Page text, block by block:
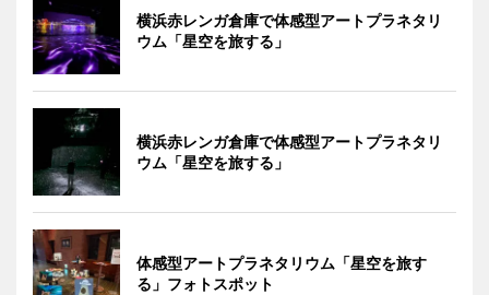
横浜赤レンガ倉庫で体感型アートプラネタリ
ウム「星空を旅する」
横浜赤レンガ倉庫で体感型アートプラネタリ
ウム「星空を旅する」
体感型アートプラネタリウム「星空を旅す
る」フォトスポット